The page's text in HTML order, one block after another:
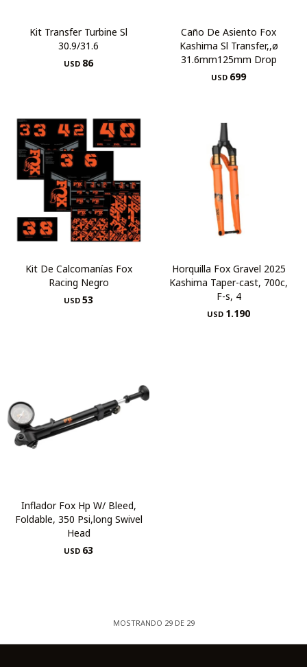
Kit Transfer Turbine Sl
30.9/31.6
USD 86
Caño De Asiento Fox
Kashima Sl Transfer,,ø
31.6mm125mm Drop
USD 699
Kit De Calcomanías Fox
Racing Negro
USD 53
Horquilla Fox Gravel 2025
Kashima Taper-cast, 700c,
F-s, 4
USD 1.190
Inflador Fox Hp W/ Bleed,
Foldable, 350 Psi,long Swivel
Head
USD 63
MOSTRANDO 29DE 29